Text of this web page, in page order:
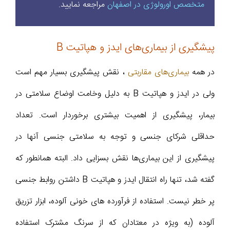
متخصص اورولوژی در اصفهان مراجعه نمایید.
پیشگیری از بیماری‌های ایدز و هپاتیت B
در همهبیماری‌های مقاربتی ، نقش پیشگیری بسیار مهم است
ولی در ایدز و هپاتیت B به دلیل وخامت اوضاع سلامتی در
بیمار، پیشگیری از اهمیت بیشتری برخوردار است. تعداد
حداقلی شرکای جنسی و توجه به سلامتی جنسی آنها در
پیشگیری از این بیماری‌ها نقش بسزایی داد. البته همانطور که
گفته شد، تنها راه انتقال ایدز و هپاتیت B داشتن روابط جنسی
پر خطر نیست. استفاده از فرآورده های خونی آلوده، ابزار تزریق
آلوده (به ویژه در معتادان که از سرنگ مشترک استفاده